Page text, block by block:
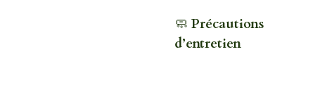
🧼 Précautions
d’entretien